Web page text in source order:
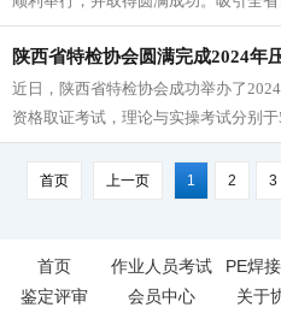
检测机构240余名专业技术人员踊跃报
陕西省特检协会圆满完成2024年
作
近日，陕西省特检协会成功举办了
资格取证考试，理论与实操考试分别
局特种设备局吕腊松到考点进行了全
首页 上一页 1 2 3
首页 作业人员考试 PE焊
鉴定评审
会员中心 关于